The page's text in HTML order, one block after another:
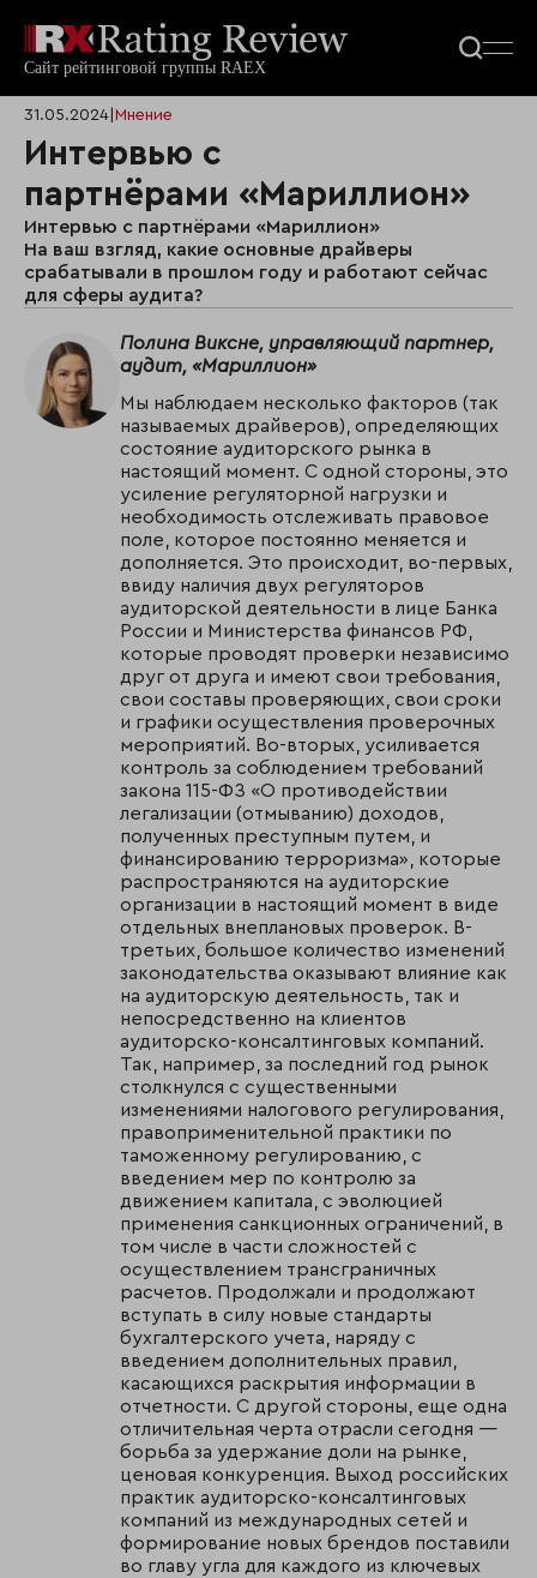
31.05.2024 Мнение
Интервью с
партнёрами «Мариллион»
Интервью с партнёрами «Мариллион»
На ваш взгляд, какие основные драйверы
срабатывали в прошлом году и работают сейчас
для сферы аудита?
Полина Виксне, управляющий партнер,
аудит, «Мариллион»
Мы наблюдаем несколько факторов (так
называемых драйверов), определяющих
состояние аудиторского рынка в
настоящий момент. С одной стороны, это
усиление регуляторной нагрузки и
необходимость отслеживать правовое
поле, которое постоянно меняется и
дополняется. Это происходит, во-первых,
ввиду наличия двух регуляторов
аудиторской деятельности в лице Банка
России и Министерства финансов РФ,
которые проводят проверки независимо
друг от друга и имеют свои требования,
свои составы проверяющих, свои сроки
и графики осуществления проверочных
мероприятий. Во-вторых, усиливается
контроль за соблюдением требований
закона 115-ФЗ «О противодействии
легализации (отмыванию) доходов,
полученных преступным путем, и
финансированию терроризма», которые
распространяются на аудиторские
организации в настоящий момент в виде
отдельных внеплановых проверок. В-
третьих, большое количество изменений
законодательства оказывают влияние как
на аудиторскую деятельность, так и
непосредственно на клиентов
аудиторско-консалтинговых компаний.
Так, например, за последний год рынок
столкнулся с существенными
изменениями налогового регулирования,
правоприменительной практики по
таможенному регулированию, с
введением мер по контролю за
движением капитала, с эволюцией
применения санкционных ограничений, в
том числе в части сложностей с
осуществлением трансграничных
расчетов. Продолжали и продолжают
вступать в силу новые стандарты
бухгалтерского учета, наряду с
введением дополнительных правил,
касающихся раскрытия информации в
отчетности. С другой стороны, еще одна
отличительная черта отрасли сегодня —
борьба за удержание доли на рынке,
ценовая конкуренция. Выход российских
практик аудиторско-консалтинговых
компаний из международных сетей и
формирование новых брендов поставили
во главу угла для каждого из ключевых